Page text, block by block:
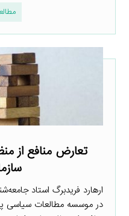
تعارض منافع از
ارهارد فریدبرگ استاد
در موسسه مطالعات سیاسی